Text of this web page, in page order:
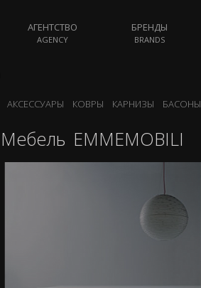
АГЕНТСТВО
AGENCY
БРЕНДЫ
BRANDS
АКСЕССУАРЫ КОВРЫ КАРНИЗЫ БАСОНЫ
Мебель EMMEMOBILI